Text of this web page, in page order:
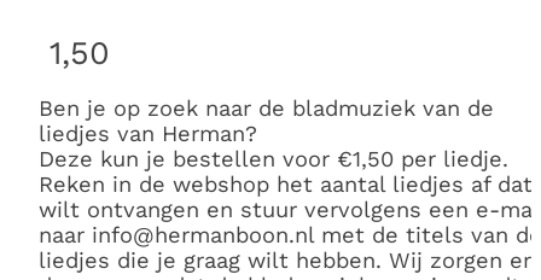
1,50
Ben je op zoek naar de bladmuziek van de
liedjes van Herman?
Deze kun je bestellen voor €1,50 per liedje.
Reken in de webshop het aantal liedjes af dat
wilt ontvangen en stuur vervolgens een e-
naar info@hermanboon.nlmet de titels van
liedjes die je graag wilt hebben. Wij zorgen er